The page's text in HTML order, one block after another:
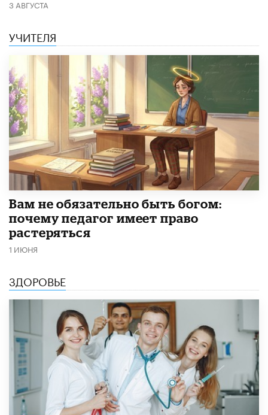
3 АВГУСТА
УЧИТЕЛЯ
​Вам не обязательно быть богом:
почему педагог имеет право
растеряться
1 ИЮНЯ
ЗДОРОВЬЕ